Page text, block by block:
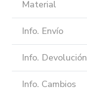
Material
Info. Envío
Info. Devolución
Info. Cambios